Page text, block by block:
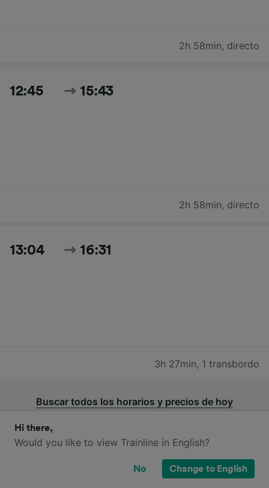
2h 58min, directo
12:45 15:43
2h 58min, directo
13:04 16:31
3h 27min, 1 transbordo
Buscar todos los horarios y precios de hoy
Trenes Trenitalia de Aragona-Caldare
Hi there,
Would you like to view Trainline in English?
No Change to English